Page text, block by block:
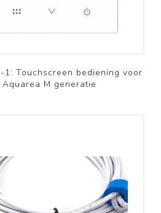
1: Touchscreen bediening voor
Aquarea M generatie